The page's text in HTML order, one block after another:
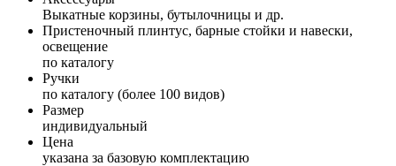
Выкатные корзины, бутылочницы и др.
Пристеночный плинтус, барные стойки и навески,
освещение
по каталогу
Ручки
по каталогу (более 100 видов)
Размер
индивидуальный
Цена
указана за базовую комплектацию